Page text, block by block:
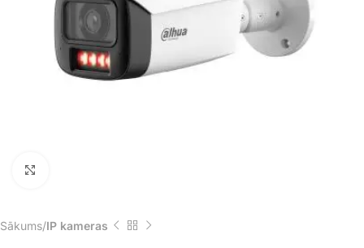
Sākums IP kameras